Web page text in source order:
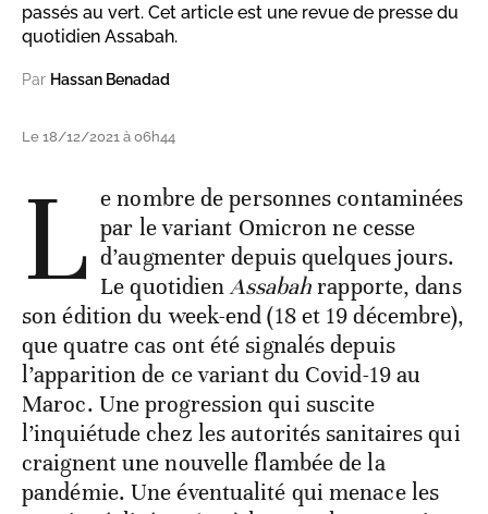
passés au vert. Cet article est une revue de presse du
quotidien Assabah.
Par Hassan Benadad
Le 18/12/2021 à 06h44
L e nombre de personnes contaminées
par le variant Omicron ne cesse
d’augmenter depuis quelques jours.
Le quotidienAssabahrapporte, dans
son édition du week-end (18 et 19 décembre),
que quatre cas ont été signalés depuis
l’apparition de ce variant du Covid-19 au
Maroc. Une progression qui suscite
l’inquiétude chez les autorités sanitaires qui
craignent une nouvelle flambée de la
pandémie. Une éventualité qui menace les